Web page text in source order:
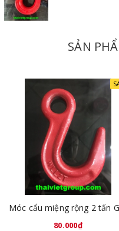
SẢN
80.000₫